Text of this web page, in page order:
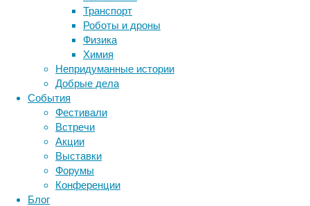
Транспорт
Роботы и дроны
Физика
Химия
Непридуманные истории
Добрые дела
События
Фестивали
Встречи
Акции
Выставки
Форумы
Конференции
Блог
Cas9,
«заряженным»
против
гена,
участвующего
в
развитии
болезни,
которые
вводили
мышам
в
мозг.
нейробиология
нейрофизиология
онкология
поведение психиатрия
сон социальные проблемы
физиология
эмоции эпидемия